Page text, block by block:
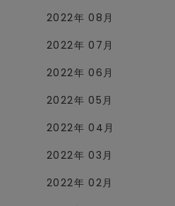
2022年 08月
2022年 07月
2022年 06月
2022年 05月
2022年 04月
2022年 03月
2022年 02月